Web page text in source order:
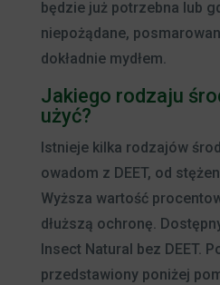
będzie już potrzebna lub
niepożądane,
dokładnie mydłem.
Jakiego rodzaju
użyć?
Istnieje kilka rodzajów
owadom z DEET, od
Wyższa wartość
dłuższą ochronę.
Insect Natural bez DEET.
przedstawiony poniżej